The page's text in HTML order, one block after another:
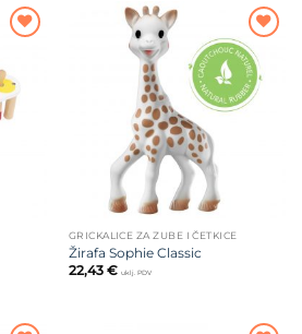
želja
Dodajte
na listu
želja
GRICKALICE ZA ZUBE I ČETKICE
Žirafa Sophie Classic
22,43 € uklj. PDV